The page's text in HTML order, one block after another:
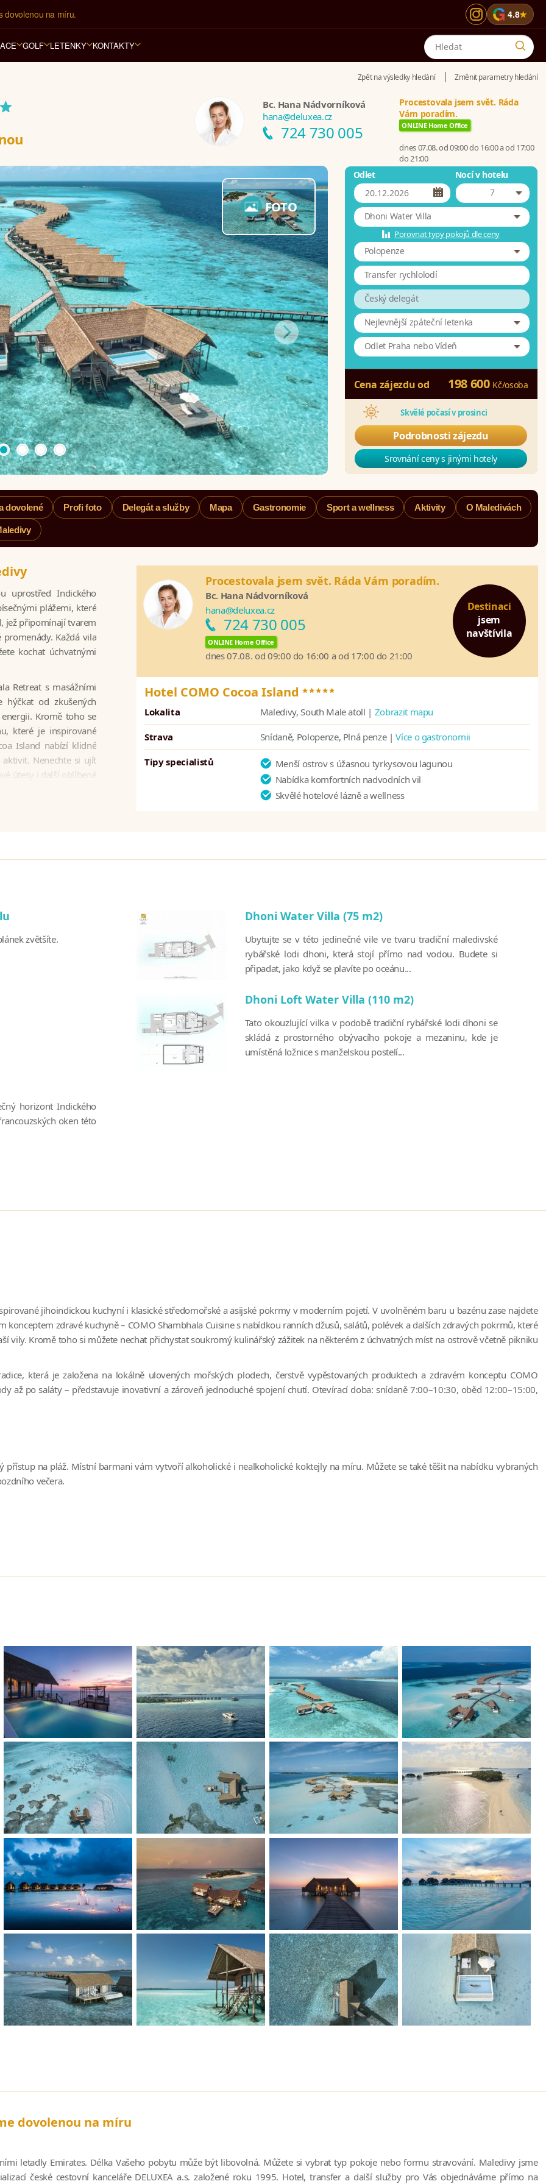
na luxusní dovolenou od 100.000 Kč. G 4.8★
GOLF LETENKY KONTAKTY
Zpět na výsledky hledání Změnit parametry hledání
Bc. Hana Nádvorníková
hana@deluxea.cz
724 730 005
Procestovala jsem svět. Ráda
Vám poradím.
ONLINE Home Office
dnes 07.08. od 09:00 do 16:00 a od 17:00
do 21:00
FOTO
Odlet
Nocí v hotelu
7
Dhoni Water Villa
Porovnat typy pokojů dle ceny
Polopenze
Transfer rychlolodí
Český delegát
Nejlevnější zpáteční letenka
Odlet Praha nebo Vídeň
Cena zájezdu od 198 600 Kč/osoba
Skvělé počasí v prosinci
Podrobnosti zájezdu
Srovnání ceny s jinými hotely
dovolené Profi foto Delegát a služby Mapa Gastronomie Sport a wellness Aktivity O Maledivách
Destinaci
jsem
navštívila
Procestovala jsem svět. Ráda Vám poradím.
Bc. Hana Nádvorníková
hana@deluxea.cz
724 730 005
ONLINE Home Office
dnes 07.08. od 09:00 do 16:00 a od 17:00 do 21:00
Hotel COMO Cocoa Island*****
Lokalita Maledivy, South Male atoll | Zobrazit mapu
Strava Snídaně, Polopenze, Plná penze |Více o gastronomii
Tipy specialistů
Menší ostrov s úžasnou tyrkysovou lagunou
Nabídka komfortních nadvodních vil
Skvělé hotelové lázně a wellness
uprostřed Indického
plážemi, které
jež připomínají tvarem
Každá vila
kochat úchvatnými
Retreat s masážními
hýčkat od zkušených
Kromě toho se
které je inspirované
Island nabízí klidné
Nenechte si ujít
útesy i další oblíbené
příjezdového mola
zvětšíte.
Dhoni Water Villa (75 m2)
Ubytujte se v této jedinečné vile ve tvaru tradiční maledivské
rybářské lodi dhoni, která stojí přímo nad vodou. Budete si
připadat, jako když se plavíte po oceánu...
Dhoni Loft Water Villa (110 m2)
Tato okouzlující vilka v podobě tradiční rybářské lodi dhoni se
skládá z prostorného obývacího pokoje a mezaninu, kde je
umístěná ložnice s manželskou postelí...
horizont Indického
oken této
jihoindickou kuchyní i klasické středomořské a asijské pokrmy v moderním pojetí. V uvolněném baru u bazénu zase najdete
zdravé kuchyně – COMO Shambhala Cuisine s nabídkou ranních džusů, salátů, polévek a dalších zdravých pokrmů, které
vily. Kromě toho si můžete nechat přichystat soukromý kulinářský zážitek na některém z úchvatných míst na ostrově včetně pikniku
která je založena na lokálně ulovených mořských plodech, čerstvě vypěstovaných produktech a zdravém konceptu COMO
až po saláty – představuje inovativní a zároveň jednoduché spojení chutí. Otevírací doba: snídaně 7:00–10:30, oběd 12:00–15:00,
přístup na pláž. Místní barmani vám vytvoří alkoholické i nealkoholické koktejly na míru. Můžete se také těšit na nabídku vybraných
večera.
dovolenou na míru
letadly Emirates. Délka Vašeho pobytu může být libovolná. Můžete si vybrat typ pokoje nebo formu stravování. Maledivy jsme
české cestovní kanceláře DELUXEA a.s. založené roku 1995. Hotel, transfer a další služby pro Vás objednáváme přímo na